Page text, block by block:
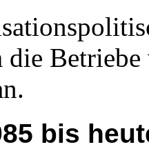
bis